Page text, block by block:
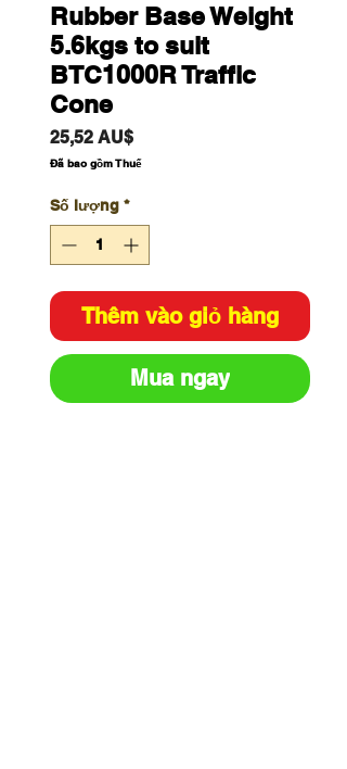
Rubber Base Weight
5.6kgs to suit
BTC1000R Traffic
Cone
25,52 AU$Giá
Đã bao gồm Thuế
Số lượng *
Thêm vào giỏ hàng
Mua ngay